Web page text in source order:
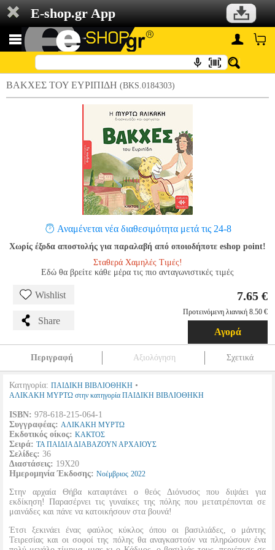
E-shop.gr App
ΒΑΚΧΕΣ ΤΟΥ ΕΥΡΙΠΙΔΗ (BKS.0184303)
Αναμένεται νέα διαθεσιμότητα μετά τις 24-8
Χωρίς έξοδα αποστολής για παραλαβή από οποιοδήποτε eshop point!
Σταθερά Χαμηλές Τιμές!
Εδώ θα βρείτε κάθε μέρα τις πιο ανταγωνιστικές τιμές
Wishlist
Share
7.65 €
Προτεινόμενη λιανική 8.50 €
Αγορά
Περιγραφή Αξιολόγηση Σχετικά
Κατηγορία: ΠΑΙΔΙΚΗ ΒΙΒΛΙΟΘΗΚΗ •
ΑΛΙΚΑΚΗ ΜΥΡΤΩ στην κατηγορία ΠΑΙΔΙΚΗ ΒΙΒΛΙΟΘΗΚΗ
ISBN: 978-618-215-064-1
Συγγραφέας: ΑΛΙΚΑΚΗ ΜΥΡΤΩ
Εκδοτικός οίκος: ΚΑΚΤΟΣ
Σειρά: ΤΑ ΠΑΙΔΙΑ ΔΙΑΒΑΖΟΥΝ ΑΡΧΑΙΟΥΣ
Σελίδες: 36
Διαστάσεις: 19Χ20
Ημερομηνία Έκδοσης: Νοέμβριος 2022
Στην αρχαία Θήβα καταφτάνει ο θεός Διόνυσος που διψάει για
εκδίκηση! Παρασέρνει τις γυναίκες της πόλης που μετατρέπονται σε
μαινάδες και πάνε να κατοικήσουν στα βουνά!
Έτσι ξεκινάει ένας φαύλος κύκλος όπου οι βασιλιάδες, ο μάντης
Τειρεσίας και οι σοφοί της πόλης θα αναγκαστούν να πληρώσουν ένα